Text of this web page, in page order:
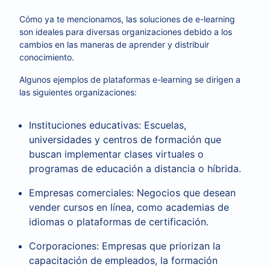
Cómo ya te mencionamos, las soluciones de e-learning
son ideales para diversas organizaciones debido a los
cambios en las maneras de aprender y distribuir
conocimiento.
Algunos ejemplos de plataformas e-learning se dirigen a
las siguientes organizaciones:
Instituciones educativas: Escuelas,
universidades y centros de formación que
buscan implementar clases virtuales o
programas de educación a distancia o híbrida.
Empresas comerciales: Negocios que desean
vender cursos en línea, como academias de
idiomas o plataformas de certificación.
Corporaciones: Empresas que priorizan la
capacitación de empleados, la formación